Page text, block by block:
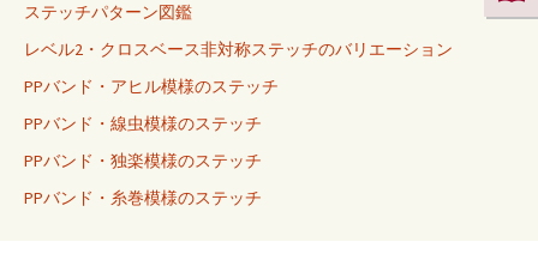
ステッチパターン図鑑
レベル2・クロスベース非対称ステッチのバリエーション
PPバンド・アヒル模様のステッチ
PPバンド・線虫模様のステッチ
PPバンド・独楽模様のステッチ
PPバンド・糸巻模様のステッチ